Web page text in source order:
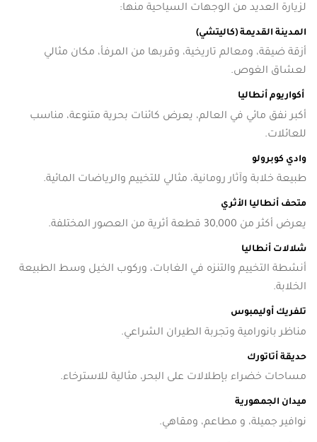
لزيارة العديد من الوجهات السياحية منها:
المدينة القديمة (كاليتشي)
أزقة ضيقة، ومعالم تاريخية، وقربها من المرفأ، مكان مثالي
لعشاق الغوص.
أكواريوم أنطاليا
أكبر نفق مائي في العالم، يعرض كائنات بحرية متنوعة، مناسب
للعائلات.
وادي كوبرولو
طبيعة خلابة وآثار رومانية، مثالي للتخييم والرياضات المائية.
متحف أنطاليا الأثري
يعرض أكثر من 30,000 قطعة أثرية من العصور المختلفة.
شلالات أنطاليا
أنشطة التخييم والتنزه في الغابات، وركوب الخيل وسط الطبيعة
الخلابة.
تلفريك أوليمبوس
مناظر بانورامية وتجربة الطيران الشراعي.
حديقة أتاتورك
مساحات خضراء بإطلالات على البحر، مثالية للاسترخاء.
ميدان الجمهورية
نوافير جميلة، و مطاعم، ومقاهي.